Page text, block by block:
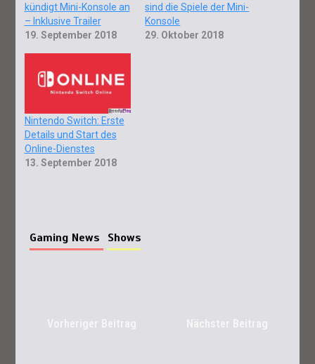
kündigt Mini-Konsole an
– Inklusive Trailer
19. September 2018
sind die Spiele der Mini-
Konsole
29. Oktober 2018
Nintendo Switch: Erste
Details und Start des
Online-Dienstes
13. September 2018
Gaming News Shows
Vorheriger Beitrag Nächster Beitrag